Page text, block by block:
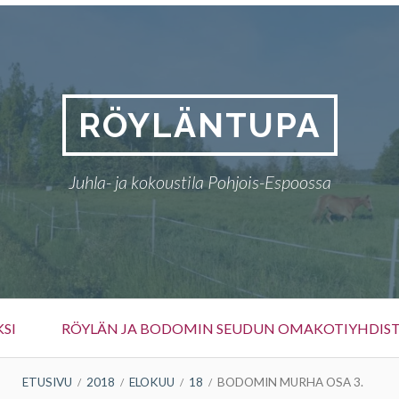
RÖYLÄNTUPA
Juhla- ja kokoustila Pohjois-Espoossa
RÖYLÄN JA BODOMIN SEUDUN
ETUSIVU 2018 ELOKUU 18 BODOMIN MURHA OSA 3.